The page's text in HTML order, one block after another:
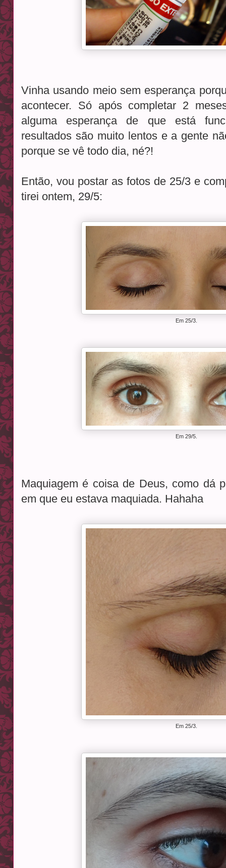
Vinha usando meio sem esperança
acontecer. Só após completar 2
alguma esperança de que está
resultados são muito lentos e a gente
porque se vê todo dia, né?!
Então, vou postar as fotos de 25/3 e
tirei ontem, 29/5:
Em 25/3.
Em 29/5.
Maquiagem é coisa de Deus, como dá
em que eu estava maquiada. Hahaha
Em 25/3.